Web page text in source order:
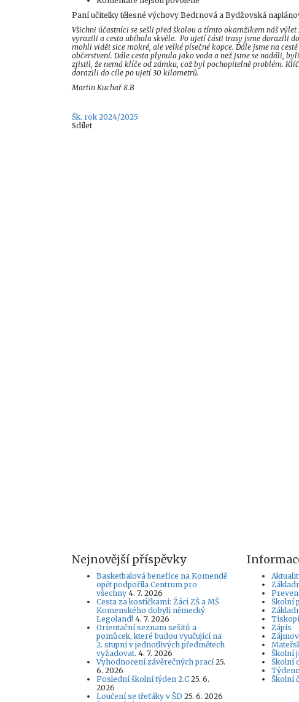
s
názvem
Tělesná
výchova
8.B
trochu
jinak
Paní učitelky tělesné výchovy Bedrnová a Bydžovská
Všichni účastníci se sešli před školou a tímto okamžikem náš
vyrazili a cesta ubíhala skvěle. Po ujetí části trasy jsme dorazili
mohli vidět sice mokré, ale velké písečné kopce. Dále jsme na
občerstvení. Dále cesta plynula jako voda a než jsme se nadáli,
zjistil, že nemá klíče od zámku, což byl pochopitelně problém.
dorazili do cíle po ujetí 30 kilometrů.
Martin Kuchař 8.B
Tags
Šk. rok 2024/2025
Sdílet
Nejnovější příspěvky
Basketbalová benefice na Komendě
opět podpořila Centrum pro
všechny 4. 7. 2026
Cesta za kostičkami: Žáci ZŠ a MŠ
Komenského dobyli německý
Legoland! 4. 7. 2026
Orientační seznam sešitů a
pomůcek, které budou vyučující na
2. stupni v jednotlivých předmětech
vyžadovat. 4. 7. 2026
Vyhodnocení závěrečných prací 25.
6. 2026
Poslední školní týden 2.C 25. 6.
2026
Loučení se třeťáky v ŠD 25. 6. 2026
Školní
Zápis
Školní
Školní
Školní